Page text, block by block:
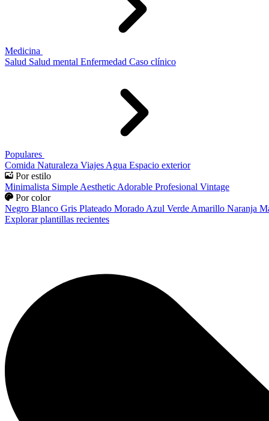
Medicina
Salud Salud mental Enfermedad Caso clínico
Populares
Comida Naturaleza Viajes Agua Espacio exterior
Por estilo
Minimalista Simple Aesthetic Adorable Profesional Vintage
Por color
Negro Blanco Gris Plateado Morado Azul Verde Amarillo Naranja
Explorar plantillas recientes